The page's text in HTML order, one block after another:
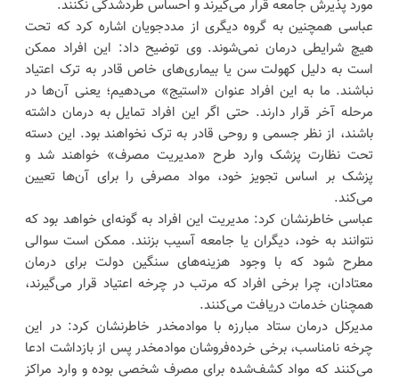
مورد پذیرش جامعه قرار می‌گیرند و احساس طردشدگی نکنند.
عباسی همچنین به گروه دیگری از مددجویان اشاره کرد که تحت
هیچ شرایطی درمان نمی‌شوند. وی توضیح داد: این افراد ممکن
است به دلیل کهولت سن یا بیماری‌های خاص قادر به ترک اعتیاد
نباشند. ما به این افراد عنوان «استیج» می‌دهیم؛ یعنی آن‌ها در
مرحله آخر قرار دارند. حتی اگر این افراد تمایل به درمان داشته
باشند، از نظر جسمی و روحی قادر به ترک نخواهند بود. این دسته
تحت نظارت پزشک وارد طرح «مدیریت مصرف» خواهند شد و
پزشک بر اساس تجویز خود، مواد مصرفی را برای آن‌ها تعیین
می‌کند.
عباسی خاطرنشان کرد: مدیریت این افراد به گونه‌ای خواهد بود که
نتوانند به خود، دیگران یا جامعه آسیب بزنند. ممکن است سوالی
مطرح شود که با وجود هزینه‌های سنگین دولت برای درمان
معتادان، چرا برخی افراد که مرتب در چرخه اعتیاد قرار می‌گیرند،
همچنان خدمات دریافت می‌کنند.
مدیرکل درمان ستاد مبارزه با موادمخدر خاطرنشان کرد: در این
چرخه نامناسب، برخی خرده‌فروشان موادمخدر پس از بازداشت ادعا
می‌کنند که مواد کشف‌شده برای مصرف شخصی بوده و وارد مراکز